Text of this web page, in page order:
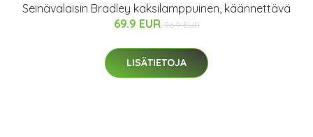
Seinävalaisin Bradley kaksilamppuinen, käännettävä
69.9 EUR 96.9 EUR
LISÄTIETOJA